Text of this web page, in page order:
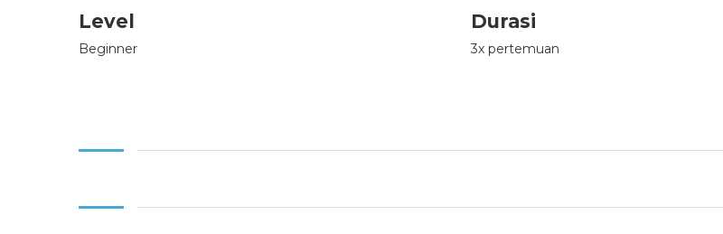
Level
Beginner
Durasi
3x pertemuan